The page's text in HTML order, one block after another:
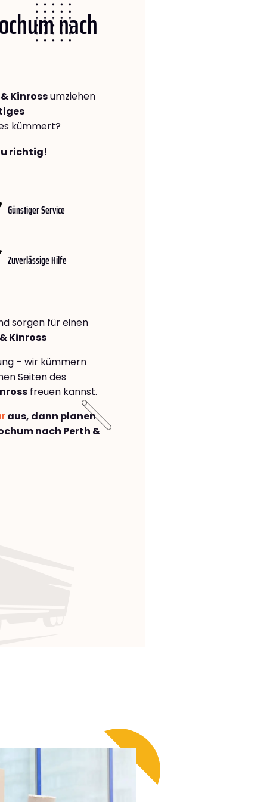
nach
Kinrossumziehen
kümmert?
richtig!
Günstiger Service
Zuverlässige Hilfe
sorgen für einen
Kinross
– wir kümmern
Seiten des
freuen kannst.
aus, dann planen
nach Perth &